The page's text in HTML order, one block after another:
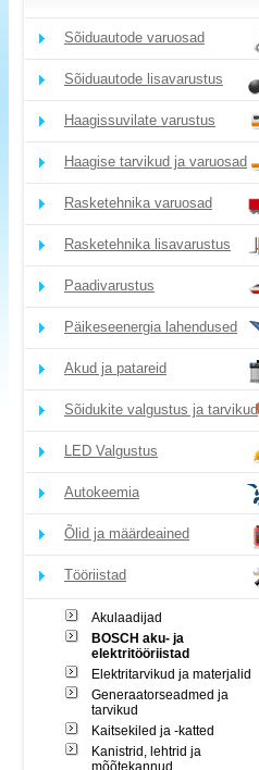
Sõiduautode varuosad
Sõiduautode lisavarustus
Haagissuvilate varustus
Haagise tarvikud ja varuosad
Rasketehnika varuosad
Rasketehnika lisavarustus
Paadivarustus
Päikeseenergia lahendused
Akud ja patareid
Sõidukite valgustus ja tarvikud
LED Valgustus
Autokeemia
Õlid ja määrdeained
Tööriistad
Akulaadijad
BOSCH aku- ja
elektritööriistad
Elektritarvikud ja materjalid
Generaatorseadmed ja
tarvikud
Kaitsekiled ja -katted
Kanistrid, lehtrid ja
mõõtekannud